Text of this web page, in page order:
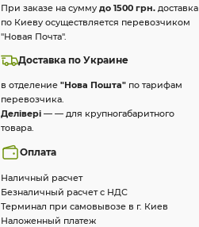
При заказе на сумму до 1500 грн.доставка
по Киеву осуществляется перевозчиком
"Новая Почта".
Доставка по Украине
в отделение "Нова Пошта" по тарифам
перевозчика.
Делівері— — для крупногабаритного
товара.
Оплата
Наличный расчет
Безналичный расчет с НДС
Терминал при самовывозе в г. Киев
Наложенный платеж